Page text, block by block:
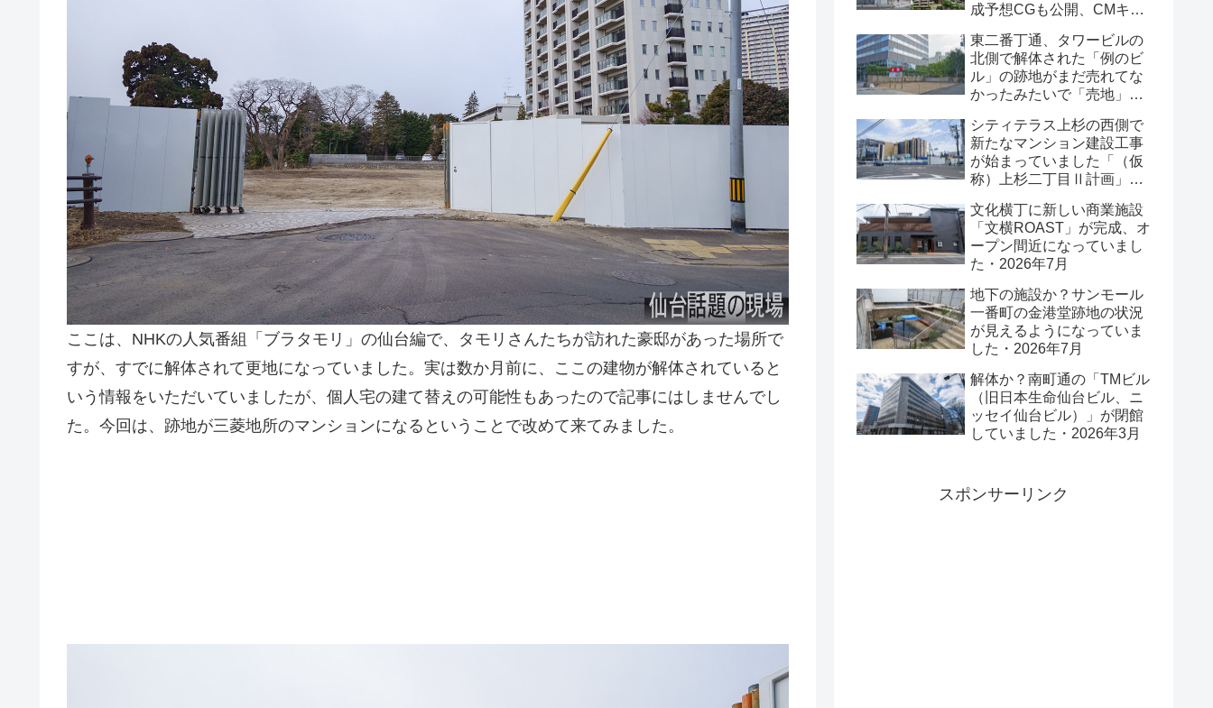
ここは、NHKの人気番組「ブラタモリ」の仙台編で、タモリさんたちが訪れた豪邸があった場所で
すが、すでに解体されて更地になっていました。実は数か月前に、ここの建物が解体されていると
いう情報をいただいていましたが、個人宅の建て替えの可能性もあったので記事にはしませんでし
た。今回は、跡地が三菱地所のマンションになるということで改めて来てみました。
成予想CGも公開、CMキャ
チマンが起用されました・
2026年7月
東二番丁通、タワービルの
北側で解体された「例のビ
ル」の跡地がまだ売れてな
かったみたいで「売地」の
年7月16日
シティテラス上杉の西側で
新たなマンション建設工事
が始まっていました「（仮
称）上杉二丁目Ⅱ計画」・
文化横丁に新しい商業施設
「文横ROAST」が完成、オ
ープン間近になっていまし
た・2026年7月
地下の施設か？サンモール
一番町の金港堂跡地の状況
が見えるようになっていま
した・2026年7月
解体か？南町通の「TMビル
（旧日本生命仙台ビル、ニ
ッセイ仙台ビル）」が閉館
していました・2026年3月
スポンサーリンク